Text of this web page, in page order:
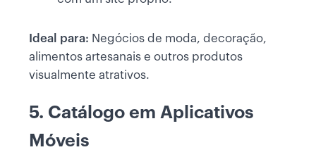
Ideal para: Negócios de moda, decoração,
alimentos artesanais e outros produtos
visualmente atrativos.
5. Catálogo em Aplicativos
Móveis